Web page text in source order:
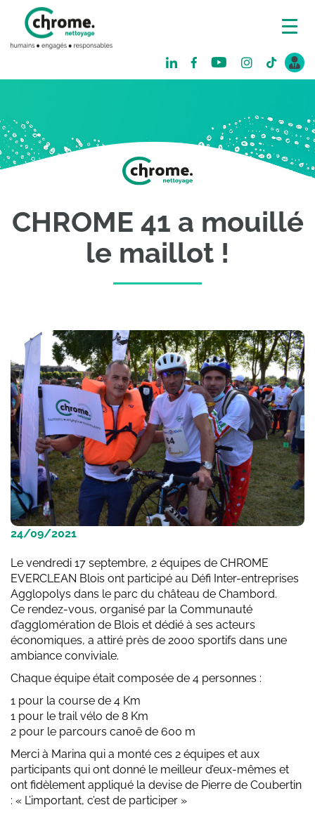
CHROME 41 a mouillé
le maillot !
24/09/2021
Le vendredi 17 septembre, 2 équipes de CHROME
EVERCLEAN Blois ont participé au Défi Inter-entreprises
Agglopolys dans le parc du château de Chambord.
Ce rendez-vous, organisé par la Communauté
d’agglomération de Blois et dédié à ses acteurs
économiques, a attiré près de 2000 sportifs dans une
ambiance conviviale.
Chaque équipe était composée de 4 personnes :
1 pour la course de 4 Km
1 pour le trail vélo de 8 Km
2 pour le parcours canoë de 600 m
Merci à Marina qui a monté ces 2 équipes et aux
participants qui ont donné le meilleur d’eux-mêmes et
ont fidèlement appliqué la devise de Pierre de Coubertin
: « L’important, c’est de participer »